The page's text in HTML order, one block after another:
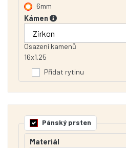
6mm
Kámen
Osazení kamenů
16x1.25
Přidat rytinu
Pánský prsten
Materiál